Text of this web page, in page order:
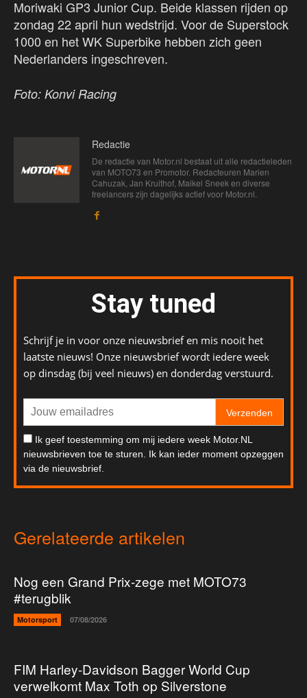
Moriwaki GP3 Junior Cup. Beide klassen rijden op
zondag 22 april hun wedstrijd. Voor de Superstock
1000 en het WK Superbike hebben zich geen
Nederlanders ingeschreven.
Foto: Konvi Racing
Redactie
De redactie van Motor.nl bestaat uit alle redactieleden
van MOTO73 en Promotor. Redacteuren Marien
Cahuzak, Jan Kruithof, Maikel Sneek en diverse
freelancers zijn dagelijks actief voor Motor.nl.
Stay tuned
Schrijf je in voor onze nieuwsbrief en mis nooit het
laatste nieuws! Onze nieuwsbrief wordt iedere week
op dinsdag (bij veel nieuws) en donderdag verstuurd.
Verzenden
Ik geef toestemming om mij iedere week Motor.NL
nieuwsbrieven toe te sturen. Ik kan ieder moment opzeggen
via de nieuwsbrief.
Gerelateerde artikelen
Nog een Grand Prix-zege met MOTO73
#terugblik
Motorsport 07/08/2026
FIM Harley-Davidson Bagger World Cup
verwelkomt Max Toth op Silverstone